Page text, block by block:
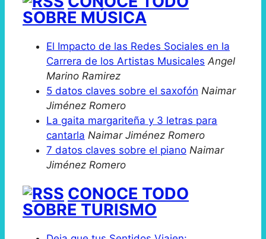
SOBRE MÚSICA
El Impacto de las Redes Sociales en la
Carrera de los Artistas Musicales Angel
Marino Ramirez
5 datos claves sobre el saxofón Naimar
Jiménez Romero
La gaita margariteña y 3 letras para
cantarla Naimar Jiménez Romero
7 datos claves sobre el piano Naimar
Jiménez Romero
CONOCE TODO
SOBRE TURISMO